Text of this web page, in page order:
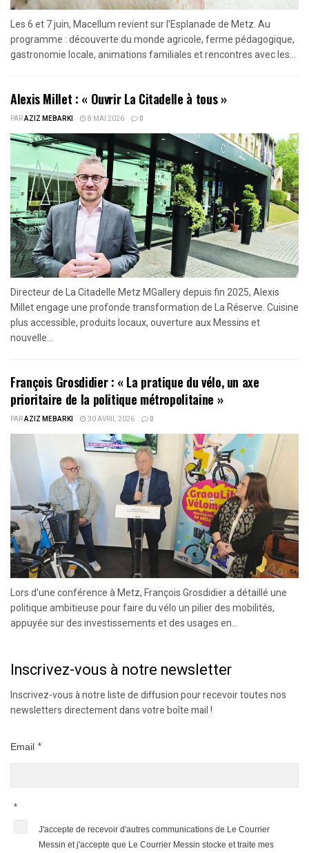
Les 6 et 7 juin, Macellum revient sur l’Esplanade de Metz. Au
programme : découverte du monde agricole, ferme pédagogique,
gastronomie locale, animations familiales et rencontres avec les...
Alexis Millet : « Ouvrir La Citadelle à tous »
PARAZIZ MEBARKI 8 MAI 2026 0
Directeur de La Citadelle Metz MGallery depuis fin 2025, Alexis
Millet engage une profonde transformation de La Réserve. Cuisine
plus accessible, produits locaux, ouverture aux Messins et
nouvelle...
François Grosdidier : « La pratique du vélo, un axe
prioritaire de la politique métropolitaine »
PARAZIZ MEBARKI 30 AVRIL 2026 0
Lors d’une conférence à Metz, François Grosdidier a détaillé une
politique ambitieuse pour faire du vélo un pilier des mobilités,
appuyée sur des investissements et des usages en...
Inscrivez-vous à notre newsletter
Inscrivez-vous à notre liste de diffusion pour recevoir toutes nos
newsletters directement dans votre boîte mail !
Email *
*
J'accepte de recevoir d'autres communications de Le Courrier
Messin et j'accepte que Le Courrier Messin stocke et traite mes